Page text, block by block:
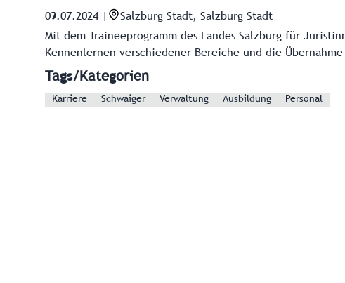
09.07.2024
Salzburg Stadt, Salzburg Stadt
Mit dem Traineeprogramm des Landes Salzburg für
Kennenlernen verschiedener Bereiche und die Übernahme
Tags/Kategorien
Karriere Schwaiger Verwaltung Ausbildung Personal